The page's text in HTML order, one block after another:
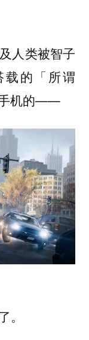
人类被智子
的「所谓
机的——